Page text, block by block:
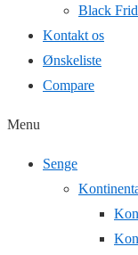
Black
Kontakt os
Ønskeliste
Compare
Menu
Senge